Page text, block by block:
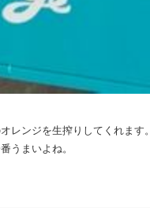
レンジを生搾りしてくれます。
うまいよね。